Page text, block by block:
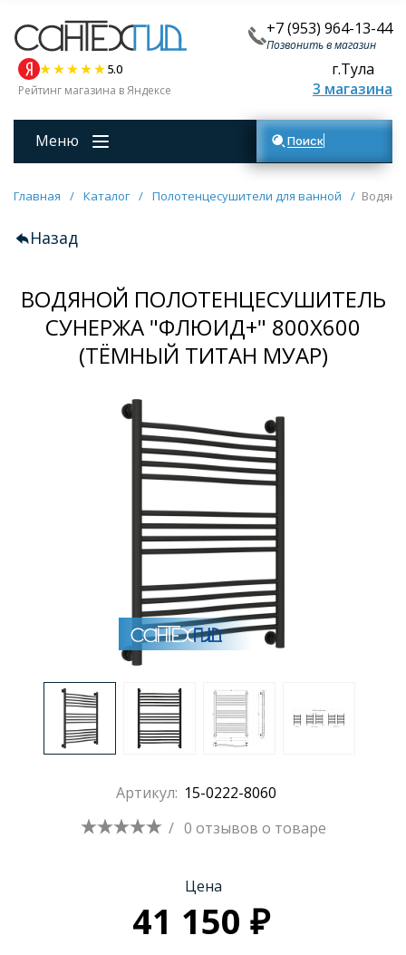
+7 (953) 964-13-44
Позвонить в магазин
5.0
Рейтинг магазина в Яндексе
г.Тула
3 магазина
Меню Поиск товаров
Главная / Каталог / Полотенцесушители для ванной /
Назад
ВОДЯНОЙ ПОЛОТЕНЦЕСУШИТЕЛЬ
СУНЕРЖА "ФЛЮИД+" 800Х600
(ТЁМНЫЙ ТИТАН МУАР)
Артикул: 15-0222-8060
/ 0 отзывов о товаре
Цена
41 150 ₽